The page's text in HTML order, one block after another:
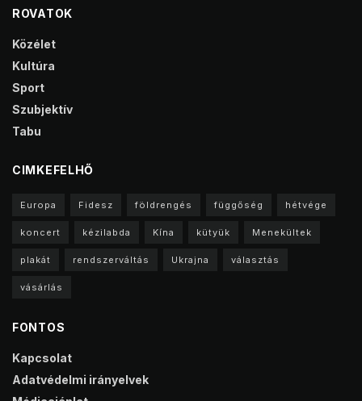
ROVATOK
Közélet
Kultúra
Sport
Szubjektív
Tabu
CIMKEFELHŐ
Europa Fidesz földrengés függőség hétvége
koncert kézilabda Kína kütyük Menekültek
plakát rendszerváltás Ukrajna választás
vásárlás
FONTOS
Kapcsolat
Adatvédelmi irányelvek